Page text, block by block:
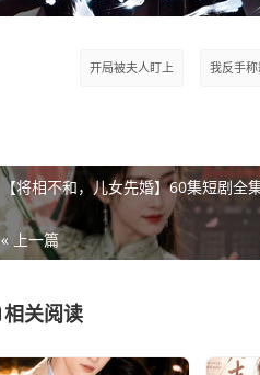
开局被夫人盯上 我反手称
【将相不和，儿女先婚】60集短剧全
« 上一篇
相关阅读